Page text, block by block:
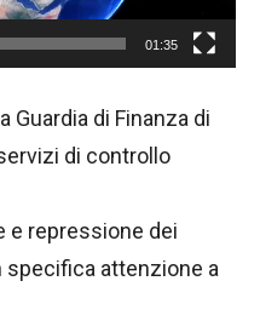
01:35
Guardia di Finanza di
di controllo
e repressione dei
specifica attenzione a